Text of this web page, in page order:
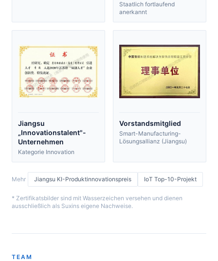
Staatlich fortlaufend
anerkannt
Jiangsu
„Innovationstalent"-
Unternehmen
Kategorie Innovation
Vorstandsmitglied
Smart-Manufacturing-
Lösungsallianz (Jiangsu)
Mehr Jiangsu KI-Produktinnovationspreis IoT Top-10-Projekt
* Zertifikatsbilder sind mit Wasserzeichen versehen und dienen
ausschließlich als Suxins eigene Nachweise.
TEAM